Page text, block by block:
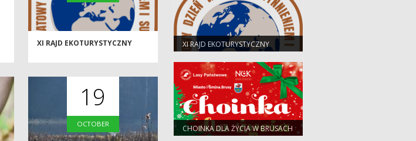
XI RAJD EKOTURYSTYCZNY
19
OCTOBER
XI RAJD EKOTURYSTYCZNY
CHOINKA DLA ŻYCIA W BRUSACH